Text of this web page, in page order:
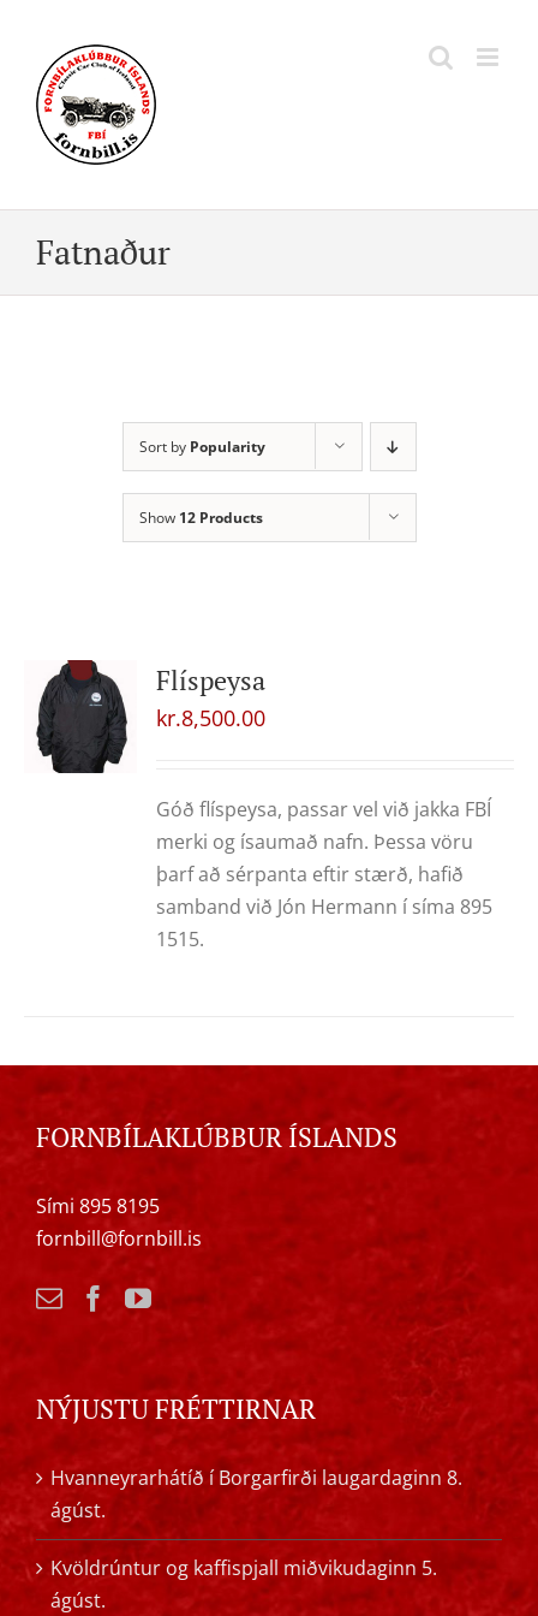
content
Fatnaður
Sort by Popularity
Show 12 Products
Flíspeysa
kr.8,500.00
Góð flíspeysa, passar vel við jakka FBÍ
merki og ísaumað nafn. Þessa vöru
þarf að sérpanta eftir stærð, hafið
samband við Jón Hermann í síma 895
1515.
FORNBÍLAKLÚBBUR ÍSLANDS
Sími 895 8195
fornbill@fornbill.is
NÝJUSTU FRÉTTIRNAR
Hvanneyrarhátíð í Borgarfirði laugardaginn 8.
ágúst.
Kvöldrúntur og kaffispjall miðvikudaginn 5.
ágúst.